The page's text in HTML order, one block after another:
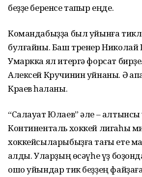
беҙҙе беренсе тапҡыр еңде.
Командабыҙҙа был уйынға
булғайны. Баш тренер
Умаркка ял итергә форсат
Алексей Кручинин уйнаны. Ә
Краев һаҡланы.
“Салауат Юлаев” әле –
Континенталь хоккей лигаһы
хоккейсыларыбыҙға тағы ете
ҡалды. Уларҙың өсәүһе үҙ
ошо уйындар тик беҙҙең